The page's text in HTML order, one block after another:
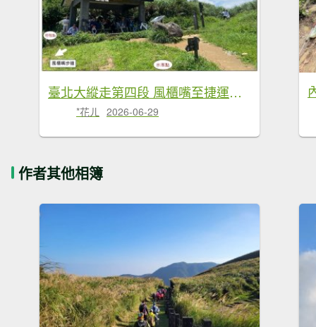
臺北大縱走第四段 風櫃嘴至捷運大湖公園站
*花ㄦ 2026-06-29
作者其他相簿